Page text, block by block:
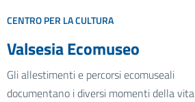
CENTRO PER LA CULTURA
Valsesia Ecomuseo
Gli allestimenti e percorsi ecomuseali
documentano i diversi momenti della vita